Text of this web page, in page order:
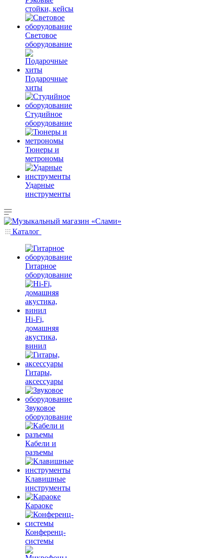
стойки, кейсы
Световое
оборудование
Подарочные
хиты
Студийное
оборудование
Тюнеры и
метрономы
Ударные
инструменты
Каталог
Гитарное
оборудование
Hi-Fi,
домашняя
акустика,
винил
Гитары,
аксессуары
Звуковое
оборудование
Кабели и
разъемы
Клавишные
инструменты
Караоке
Конференц-
системы